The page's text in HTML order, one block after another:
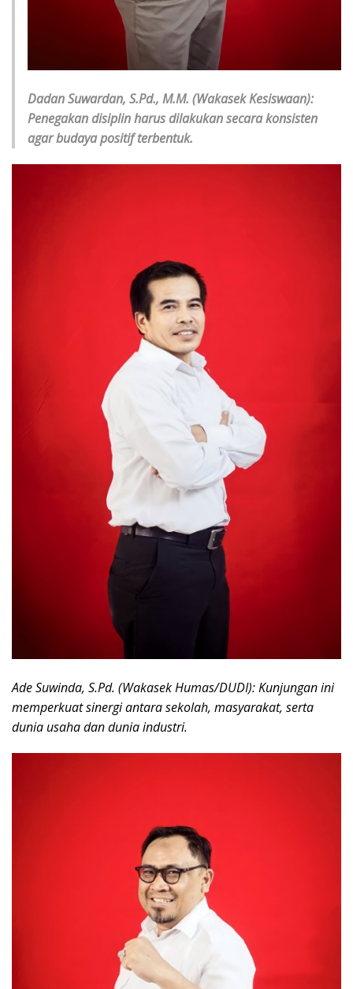
Dadan Suwardan, S.Pd., M.M. (Wakasek Kesiswaan):
Penegakan disiplin harus dilakukan secara konsisten
agar budaya positif terbentuk.
Ade Suwinda, S.Pd. (Wakasek Humas/DUDI): Kunjungan ini
memperkuat sinergi antara sekolah, masyarakat, serta
dunia usaha dan dunia industri.